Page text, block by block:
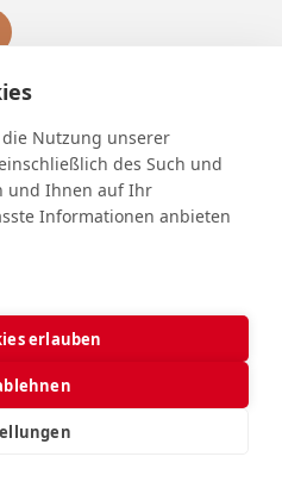
28
Wohlbefinden zu
Nutzung unserer
des Such und
und Ihnen auf Ihr
Informationen anbieten
erlauben